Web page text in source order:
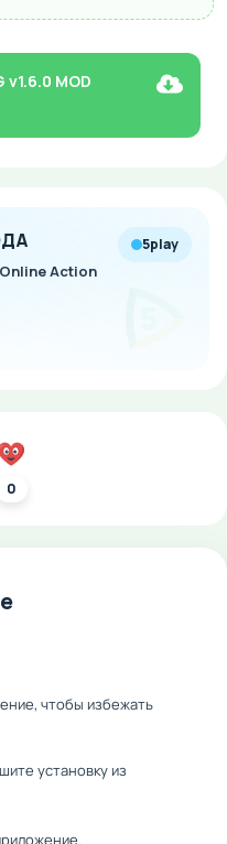
MOD
Action
5play
0
чтобы избежать
установку из